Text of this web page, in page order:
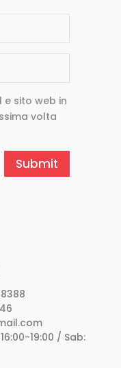
e sito web in
volta
19:00 / Sab: